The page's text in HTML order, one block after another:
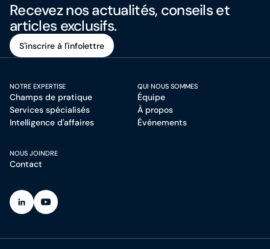
Recevez nos actualités, conseils et
articles exclusifs.
S'inscrire à l'infolettre
NOTRE EXPERTISE
Champs de pratique
Services spécialisés
Intelligence d'affaires
QUI NOUS SOMMES
Équipe
À propos
Événements
NOUS JOINDRE
Contact
(Ouvre dans un nouvel onglet)
(Ouvre dans un nouvel onglet)